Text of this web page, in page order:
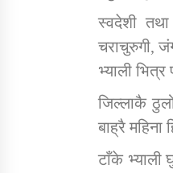
स्वदेशी तथा
चराचुरुगी,
भ्याली भित्र
जिल्लाकै
बाह्रै
टाँके भ्याली